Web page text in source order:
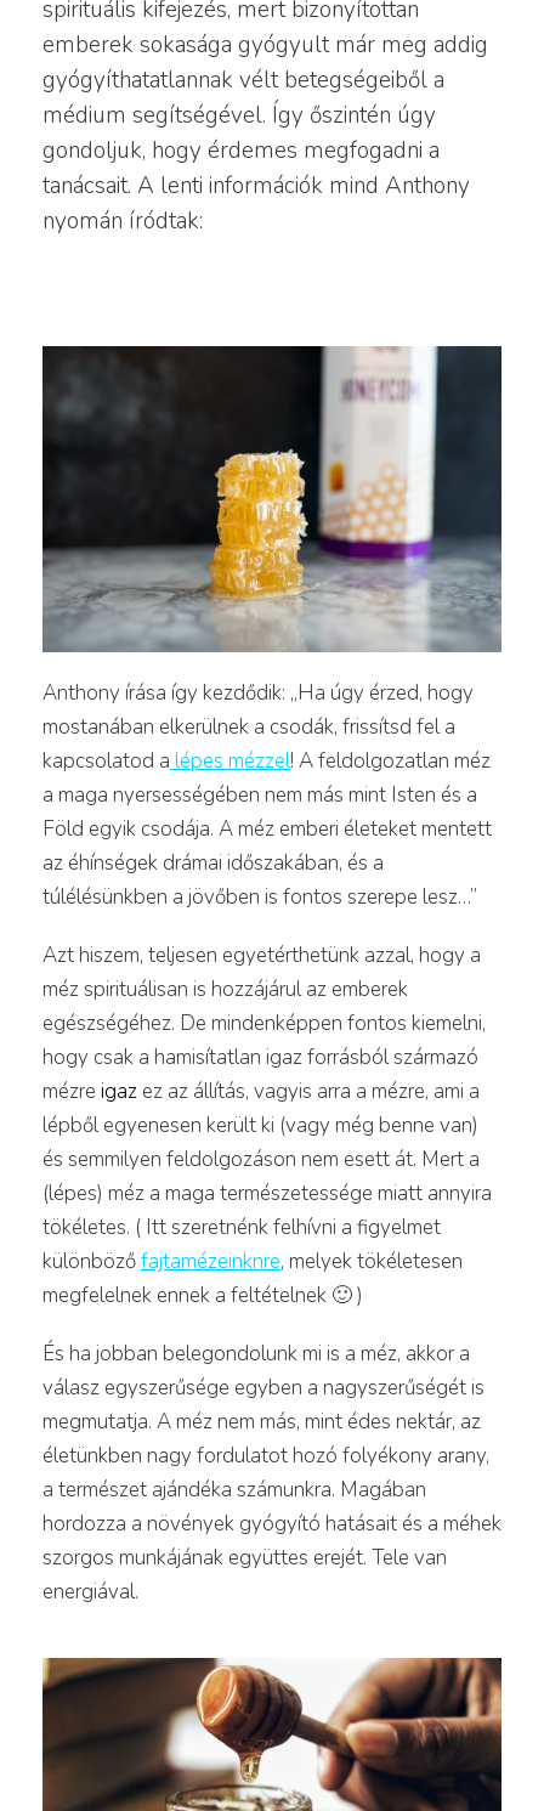
spirituális kifejezés, mert bizonyítottan
emberek sokasága gyógyult már meg addig
gyógyíthatatlannak vélt betegségeiből a
médium segítségével. Így őszintén úgy
gondoljuk, hogy érdemes megfogadni a
tanácsait. A lenti információk mind Anthony
nyomán íródtak:
Anthony írása így kezdődik: „Ha úgy érzed, hogy
mostanában elkerülnek a csodák, frissítsd fel a
kapcsolatod a lépes mézzel! A feldolgozatlan méz
a maga nyersességében nem más mint Isten és a
Föld egyik csodája. A méz emberi életeket mentett
az éhínségek drámai időszakában, és a
túlélésünkben a jövőben is fontos szerepe lesz…”
Azt hiszem, teljesen egyetérthetünk azzal, hogy a
méz spirituálisan is hozzájárul az emberek
egészségéhez. De mindenképpen fontos kiemelni,
hogy csak a hamisítatlan igaz forrásból származó
mézre igaz ez az állítás, vagyis arra a mézre, ami a
lépből egyenesen került ki (vagy még benne van)
és semmilyen feldolgozáson nem esett át. Mert a
(lépes) méz a maga természetessége miatt annyira
tökéletes. ( Itt szeretnénk felhívni a figyelmet
különbözőfajtamézeinknre, melyek tökéletesen
megfelelnek ennek a feltételnek 🙂 )
És ha jobban belegondolunk mi is a méz, akkor a
válasz egyszerűsége egyben a nagyszerűségét is
megmutatja. A méz nem más, mint édes nektár, az
életünkben nagy fordulatot hozó folyékony arany,
a természet ajándéka számunkra. Magában
hordozza a növények gyógyító hatásait és a méhek
szorgos munkájának együttes erejét. Tele van
energiával.